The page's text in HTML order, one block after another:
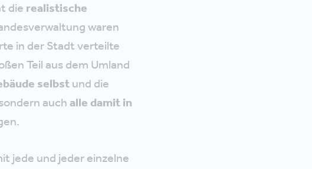
die realistische
waren
in der Stadt verteilte
Teil aus dem Umland
selbstund die
auch alle damit in
jede und jeder einzelne